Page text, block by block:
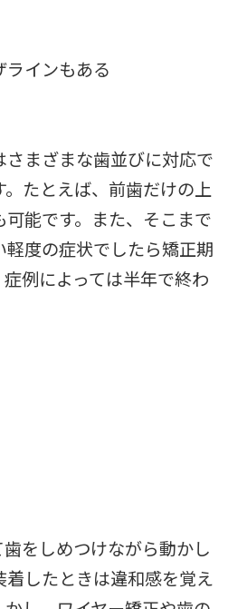
ラインもある
まざまな歯並びに対応で
たとえば、前歯だけの上
能です。また、そこまで
度の症状でしたら矯正期
例によっては半年で終わ
をしめつけながら動かし
したときは違和感を覚え